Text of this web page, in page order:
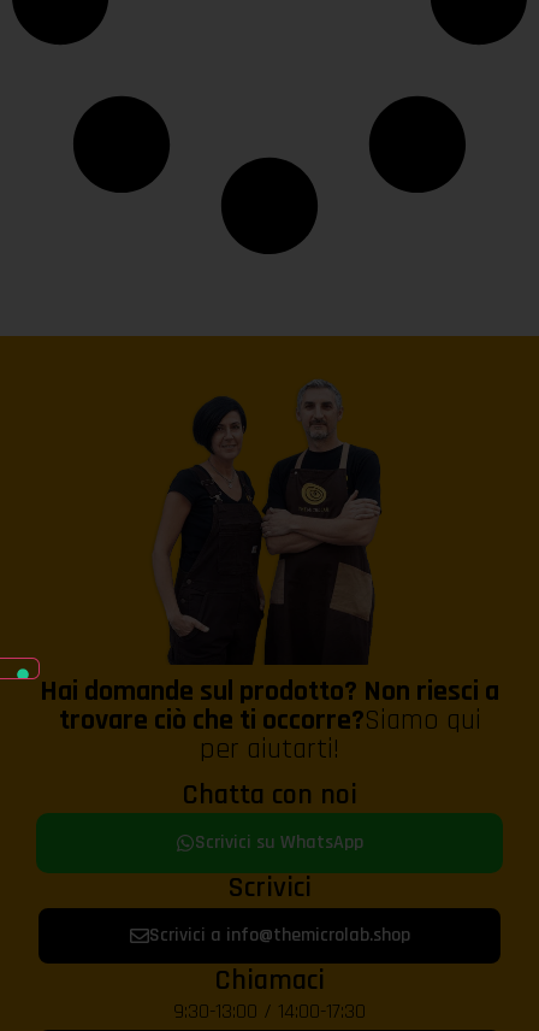
Hai domande sul prodotto? Non riesci a
trovare ciò che ti occorre?Siamo qui
per aiutarti!
Chatta con noi
Scrivici su WhatsApp
Scrivici
Scrivici a info@themicrolab.shop
Chiamaci
9:30-13:00 / 14:00-17:30